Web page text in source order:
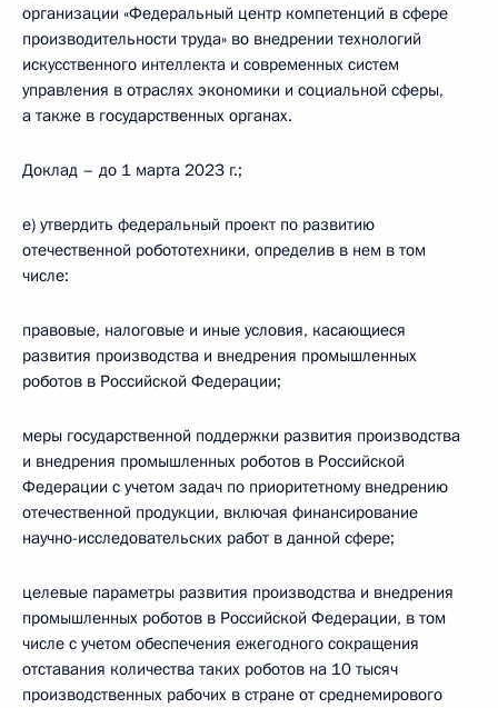
организации «Федеральный центр компетенций в сфере
производительности труда» во внедрении технологий
искусственного интеллекта и современных систем
управления в отраслях экономики и социальной сферы,
а также в государственных органах.
Доклад – до 1 марта 2023 г.;
е) утвердить федеральный проект по развитию
отечественной робототехники, определив в нем в том
числе:
правовые, налоговые и иные условия, касающиеся
развития производства и внедрения промышленных
роботов в Российской Федерации;
меры государственной поддержки развития производства
и внедрения промышленных роботов в Российской
Федерации с учетом задач по приоритетному внедрению
отечественной продукции, включая финансирование
научно-исследовательских работ в данной сфере;
целевые параметры развития производства и внедрения
промышленных роботов в Российской Федерации, в том
числе с учетом обеспечения ежегодного сокращения
отставания количества таких роботов на 10 тысяч
производственных рабочих в стране от среднемирового